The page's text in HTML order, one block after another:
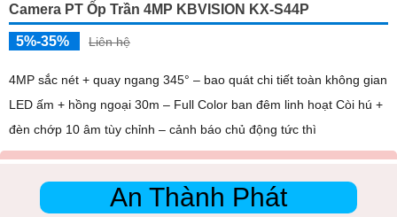
Camera PT Ốp Trần 4MP KBVISION KX-S44P
5%-35% Liên hệ
4MP sắc nét + quay ngang 345° – bao quát chi tiết toàn không gian
LED ấm + hồng ngoại 30m – Full Color ban đêm linh hoạt Còi hú +
đèn chớp 10 âm tùy chỉnh – cảnh báo chủ động tức thì
An Thành Phát